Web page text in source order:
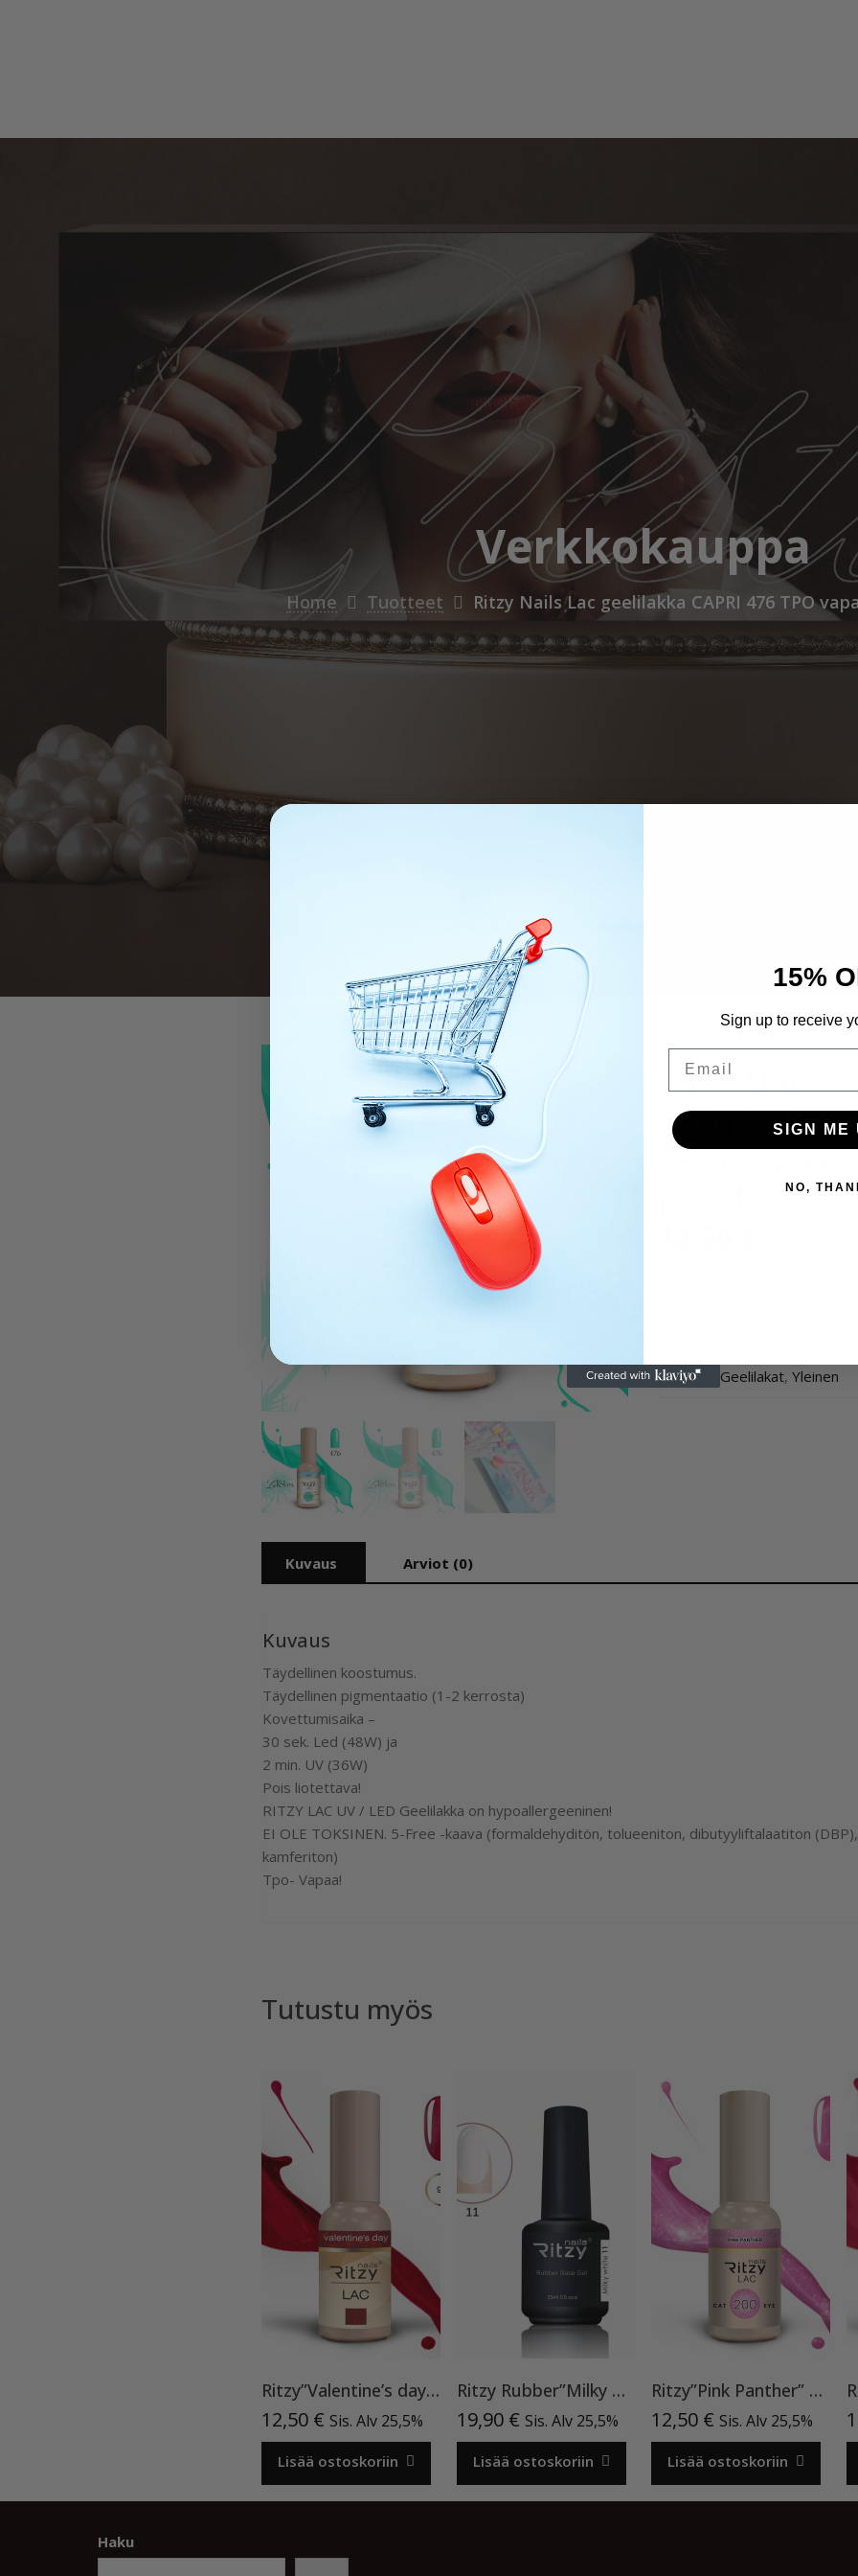
Verkkokauppa
Home Tuotteet Ritzy Nails Lac geelilakka CAPRI 476 TPO
Ritzy Nails
geelilakka
TPO
Osastot: Geelilakat, Yleinen
Kuvaus Arviot (0)
Kuvaus
Täydellinen koostumus.
Täydellinen pigmentaatio (1-2 kerrosta)
Kovettumisaika –
30 sek. Led (48W) ja
2 min. UV (36W)
Pois liotettava!
RITZY LAC UV / LED Geelilakka on hypoallergeeninen!
EI OLE TOKSINEN. 5-Free -kaava (formaldehyditön, tolueeniton, dibutyyliftalaatiton
kamferiton)
Tpo- Vapaa!
Tutustu myös
Ritzy”Valentine’s day”90, geelilakka TPO vapaa
12,50 € Sis. Alv 25,5%
Lisää ostoskoriin
Ritzy Rubber”Milky White”11 , alusgeeli
19,90 € Sis. Alv 25,5%
Lisää ostoskoriin
Ritzy”Pink Panther” 200, Cat Eye
12,50 € Sis. Alv 25,5%
Lisää ostoskoriin
Haku
15%
Sign up to receive
SIGN ME
NO,